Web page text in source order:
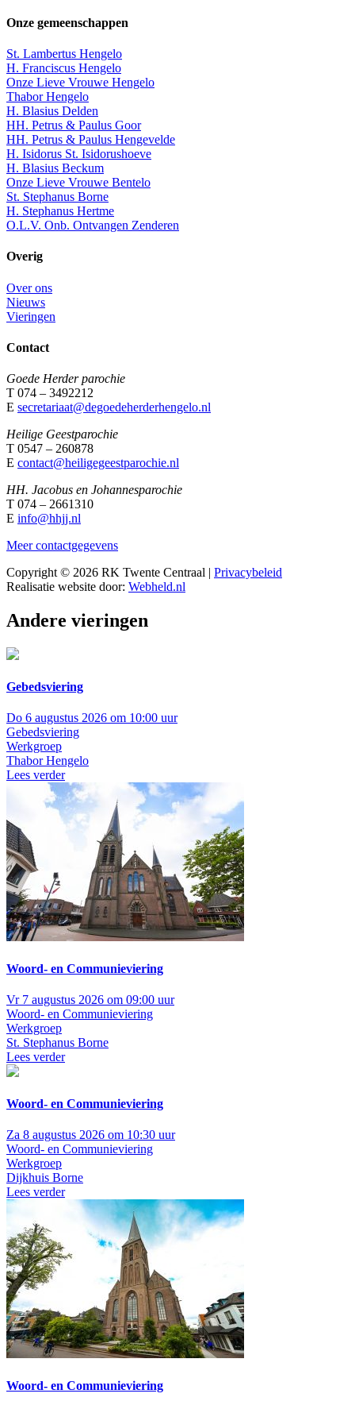
Onze gemeenschappen
St. Lambertus Hengelo
H. Franciscus Hengelo
Onze Lieve Vrouwe Hengelo
Thabor Hengelo
H. Blasius Delden
HH. Petrus & Paulus Goor
HH. Petrus & Paulus Hengevelde
H. Isidorus St. Isidorushoeve
H. Blasius Beckum
Onze Lieve Vrouwe Bentelo
St. Stephanus Borne
H. Stephanus Hertme
O.L.V. Onb. Ontvangen Zenderen
Overig
Over ons
Nieuws
Vieringen
Contact
Goede Herder parochie
T 074 – 3492212
E secretariaat@degoedeherderhengelo.nl
Heilige Geestparochie
T 0547 – 260878
E contact@heiligegeestparochie.nl
HH. Jacobus en Johannesparochie
T 074 – 2661310
E info@hhjj.nl
Meer contactgegevens
Copyright © 2026 RK Twente Centraal | Privacybeleid
Realisatie website door: Webheld.nl
Andere vieringen
Gebedsviering
Do 6 augustus 2026 om 10:00 uur
Gebedsviering
Werkgroep
Thabor Hengelo
Lees verder
Woord- en Communieviering
Vr 7 augustus 2026 om 09:00 uur
Woord- en Communieviering
Werkgroep
St. Stephanus Borne
Lees verder
Woord- en Communieviering
Za 8 augustus 2026 om 10:30 uur
Woord- en Communieviering
Werkgroep
Dijkhuis Borne
Lees verder
Woord- en Communieviering